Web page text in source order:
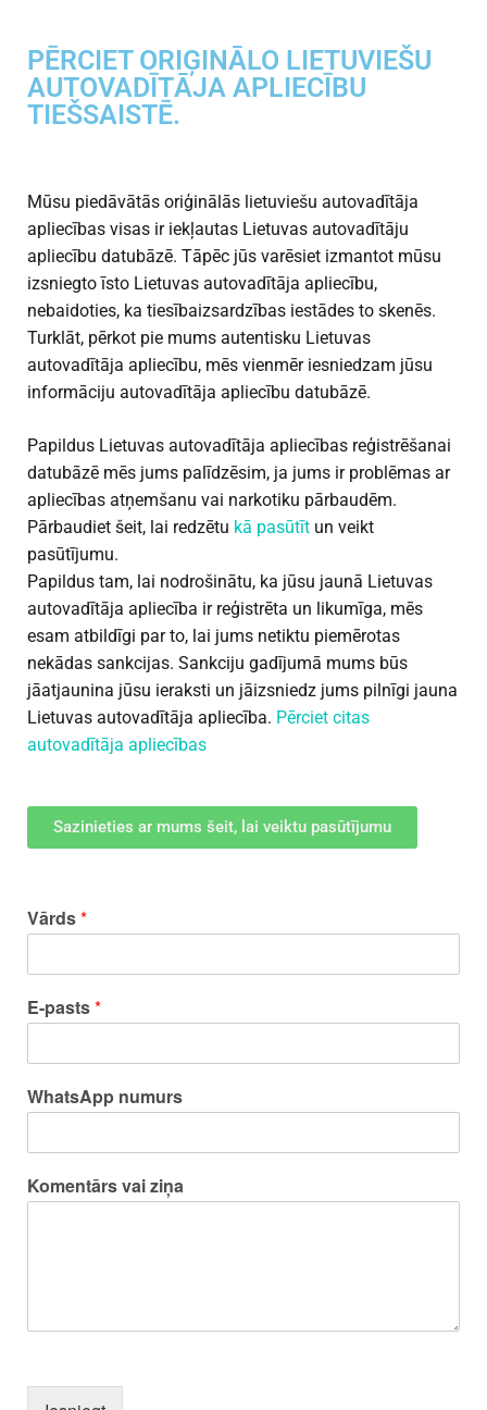
PĒRCIET ORIĢINĀLO LIETUVIEŠU
AUTOVADĪTĀJA APLIECĪBU
TIEŠSAISTĒ.
Mūsu piedāvātās oriģinālās lietuviešu autovadītāja
apliecības visas ir iekļautas Lietuvas autovadītāju
apliecību datubāzē. Tāpēc jūs varēsiet izmantot mūsu
izsniegto īsto Lietuvas autovadītāja apliecību,
nebaidoties, ka tiesībaizsardzības iestādes to skenēs.
Turklāt, pērkot pie mums autentisku Lietuvas
autovadītāja apliecību, mēs vienmēr iesniedzam jūsu
informāciju autovadītāja apliecību datubāzē.
Papildus Lietuvas autovadītāja apliecības reģistrēšanai
datubāzē mēs jums palīdzēsim, ja jums ir problēmas ar
apliecības atņemšanu vai narkotiku pārbaudēm.
Pārbaudiet šeit, lai redzētu kā pasūtīt un veikt
pasūtījumu.
Papildus tam, lai nodrošinātu, ka jūsu jaunā Lietuvas
autovadītāja apliecība ir reģistrēta un likumīga, mēs
esam atbildīgi par to, lai jums netiktu piemērotas
nekādas sankcijas. Sankciju gadījumā mums būs
jāatjaunina jūsu ieraksti un jāizsniedz jums pilnīgi jauna
Lietuvas autovadītāja apliecība. Pērciet citas
autovadītāja apliecības
Sazinieties ar mums šeit, lai veiktu pasūtījumu
Vārds*
E-pasts*
WhatsApp numurs
Komentārs vai ziņa